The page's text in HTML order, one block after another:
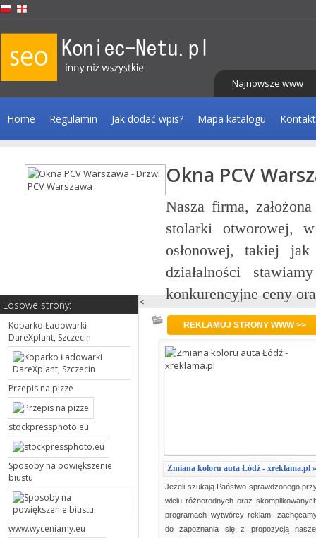
Najnowsze www
Home Regulamin Jak dodać wpis? Mapa katalogu Kontakt
- Drzwi PCV Warszawa
1999 roku, specjalizuje się w sprzedaży i
okien, drzwi, bram garażowych oraz
rolety, markizy i moskitiery. Od
markowe produkty, krótkie terminy
obsługę klienta, która j...
<
Losowe strony:
Koparko Ładowarki
DareXplant, Szczecin
Przepis na pizze
stockpressphoto.eu
Sposoby na powiększenie
biustu
www.wyceniamy.eu
Podkategoria: Agencje
Zmiana koloru auta Łódź - xreklama.pl »
Jeżeli szukają Państwo sprawdzonego
wielu różnorodnych oraz
programach wytwórcy reklam,
do zapoznania się z propozycją